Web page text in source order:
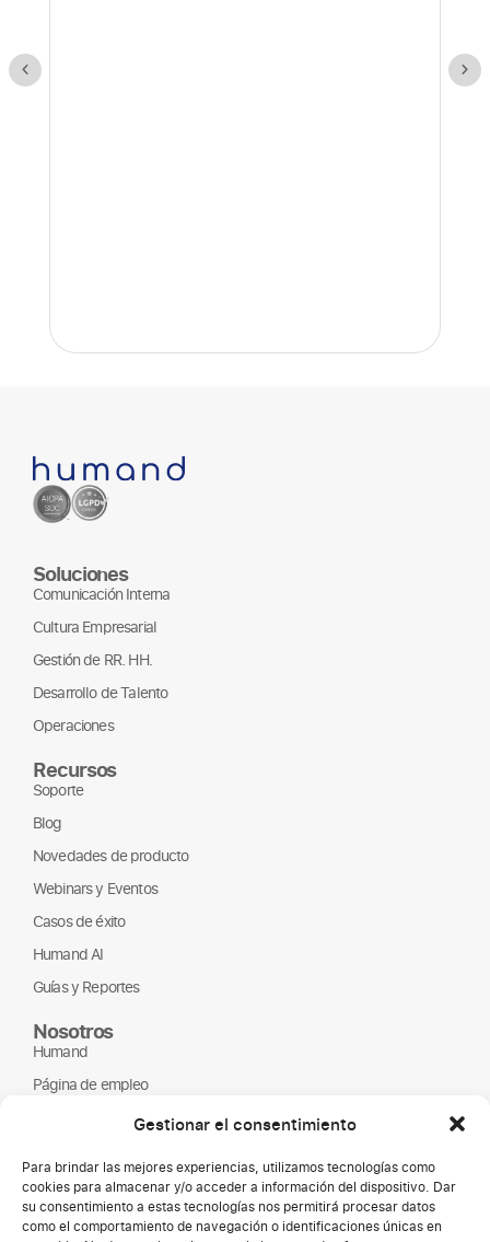
Gestionar el consentimiento
Para brindar las mejores experiencias, utilizamos tecnologías como
cookies para almacenar y/o acceder a información del dispositivo. Dar
su consentimiento a estas tecnologías nos permitirá procesar datos
como el comportamiento de navegación o identificaciones únicas en
Soluciones
Comunicación Interna
Cultura Empresarial
Gestión de RR. HH.
Desarrollo de Talento
Operaciones
Recursos
Soporte
Blog
Novedades de producto
Webinars y Eventos
Casos de éxito
Humand AI
Guías y Reportes
Nosotros
Humand
Página de empleo